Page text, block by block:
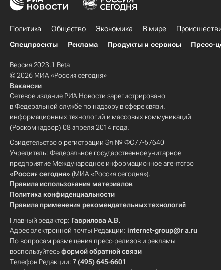
Политика Общество Экономика В мире
Спецпроекты
Реклама Продукты и сервисы Пресс-
Версия 2023.1 Beta
© 2026 МИА «Россия сегодня»
Вакансии
Сетевое издание РИА Новости зарегистрировано
в Федеральной службе по надзору в сфере связи,
информационных технологий и массовых коммуникаций
(Роскомнадзор) 08 апреля 2014 года.
Свидетельство о регистрации Эл № ФС77-57640
Учредитель: Федеральное государственное унитарное
предприятие Международное информационное агентство
«Россия сегодня» (МИА «Россия сегодня»).
Правила использования материалов
Политика конфиденциальности
Правила применения рекомендательных технологий
Главный редактор: Гаврилова А.В.
Адрес электронной почты Редакции: internet-group@ria.ru
По вопросам размещения пресс-релизов и рекламы
воспользуйтесьформой обратной связи
Телефон Редакции: 7 (495) 645-6601